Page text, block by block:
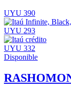
UYU 390
UYU 293
UYU 332
Disponible